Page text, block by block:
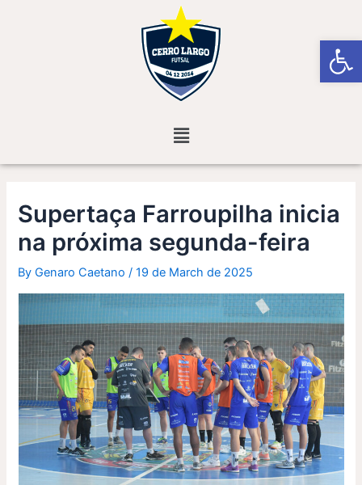
Menu
Supertaça Farroupilha inicia
na próxima segunda-feira
ByGenaro Caetano/19 de March de 2025